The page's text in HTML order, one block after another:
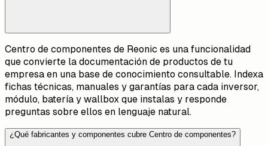
Centro de componentes de Reonic es una funcionalidad
que convierte la documentación de productos de tu
empresa en una base de conocimiento consultable. Indexa
fichas técnicas, manuales y garantías para cada inversor,
módulo, batería y wallbox que instalas y responde
preguntas sobre ellos en lenguaje natural.
¿Qué fabricantes y componentes cubre Centro de componentes?